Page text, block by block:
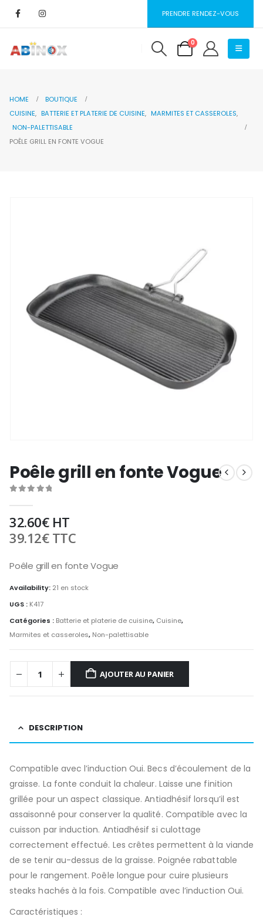
PRENDRE RENDEZ-VOUS
0
HOME
BOUTIQUE
CUISINE, BATTERIE ET PLATERIE DE CUISINE, MARMITES ET CASSEROLES,
NON-PALETTISABLE
POÊLE GRILL EN FONTE VOGUE
Poêle grill en fonte Vogue
32.60€HT
39.12€TTC
Poêle grill en fonte Vogue
Availability: 21 en stock
UGS : K417
Catégories : Batterie et platerie de cuisine, Cuisine,
Marmites et casseroles, Non-palettisable
AJOUTER AU PANIER
DESCRIPTION
Compatible avec l’induction Oui. Becs d’écoulement de la
graisse. La fonte conduit la chaleur. Laisse une finition
grillée pour un aspect classique. Antiadhésif lorsqu’il est
assaisonné pour conserver la qualité. Compatible avec la
cuisson par induction. Antiadhésif si culottage
correctement effectué. Les crêtes permettent à la viande
de se tenir au-dessus de la graisse. Poignée rabattable
pour le rangement. Poêle longue pour cuire plusieurs
steaks hachés à la fois. Compatible avec l’induction Oui.
Caractéristiques :